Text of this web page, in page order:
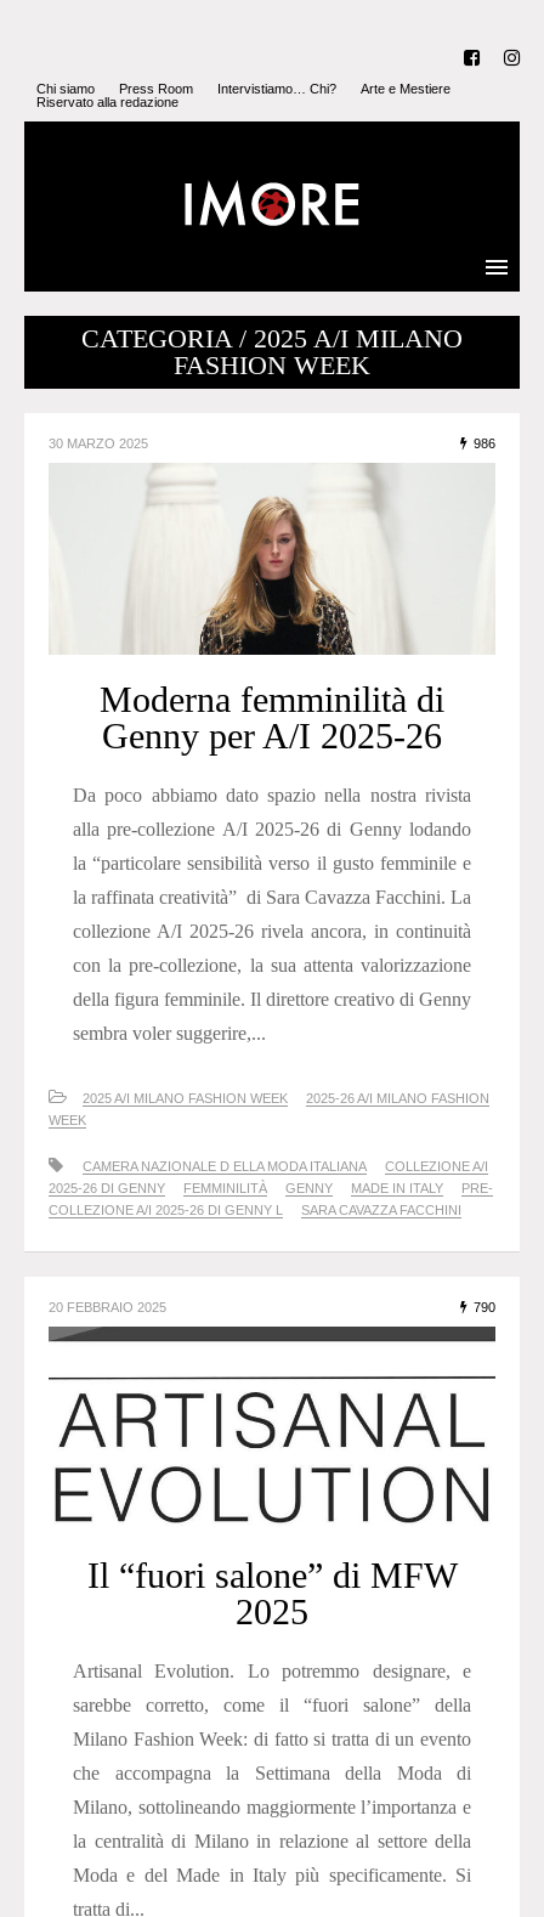
Chi siamo Press Room Intervistiamo… Chi?
Arte e Mestiere
Riservato alla redazione
CATEGORIA / 2025 A/I MILANO
FASHION WEEK
30 MARZO 2025 986
Moderna femminilità di
Genny per A/I 2025-26
Da poco abbiamo dato spazio nella nostra rivista
alla pre-collezione A/I 2025-26 di Genny lodando
la “particolare sensibilità verso il gusto femminile e
la raffinata creatività” di Sara Cavazza Facchini. La
collezione A/I 2025-26 rivela ancora, in continuità
con la pre-collezione, la sua attenta valorizzazione
della figura femminile. Il direttore creativo di Genny
sembra voler suggerire,...
2025 A/I MILANO FASHION WEEK
2025-26 A/I MILANO FASHION
WEEK
CAMERA NAZIONALE D ELLA MODA ITALIANA
COLLEZIONE A/I
2025-26 DI GENNY
FEMMINILITÀ GENNY MADE IN ITALY
PRE-
COLLEZIONE A/I 2025-26 DI GENNY L
SARA CAVAZZA FACCHINI
20 FEBBRAIO 2025 790
Il “fuori salone” di MFW
2025
Artisanal Evolution. Lo potremmo designare, e
sarebbe corretto, come il “fuori salone” della
Milano Fashion Week: di fatto si tratta di un evento
che accompagna la Settimana della Moda di
Milano, sottolineando maggiormente l’importanza e
la centralità di Milano in relazione al settore della
Moda e del Made in Italy più specificamente. Si
tratta di...